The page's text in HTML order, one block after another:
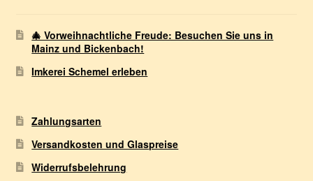
🎄 Vorweihnachtliche Freude: Besuchen Sie uns in
Mainz und Bickenbach!
Imkerei Schemel erleben
Zahlungsarten
Versandkosten und Glaspreise
Widerrufsbelehrung